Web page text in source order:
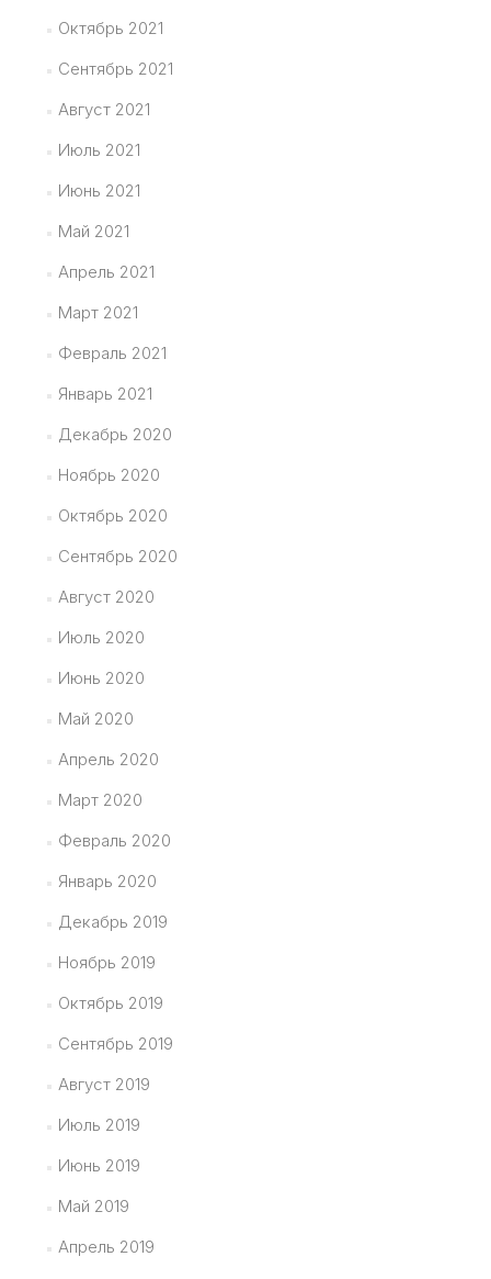
Октябрь 2021
Сентябрь 2021
Август 2021
Июль 2021
Июнь 2021
Май 2021
Апрель 2021
Март 2021
Февраль 2021
Январь 2021
Декабрь 2020
Ноябрь 2020
Октябрь 2020
Сентябрь 2020
Август 2020
Июль 2020
Июнь 2020
Май 2020
Апрель 2020
Март 2020
Февраль 2020
Январь 2020
Декабрь 2019
Ноябрь 2019
Октябрь 2019
Сентябрь 2019
Август 2019
Июль 2019
Июнь 2019
Май 2019
Апрель 2019